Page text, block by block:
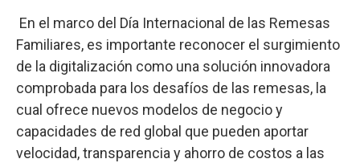
En el marco del Día Internacional de las Remesas
Familiares, es importante reconocer el surgimiento
de la digitalización como una solución innovadora
comprobada para los desafíos de las remesas, la
cual ofrece nuevos modelos de negocio y
capacidades de red global que pueden aportar
velocidad, transparencia y ahorro de costos a las